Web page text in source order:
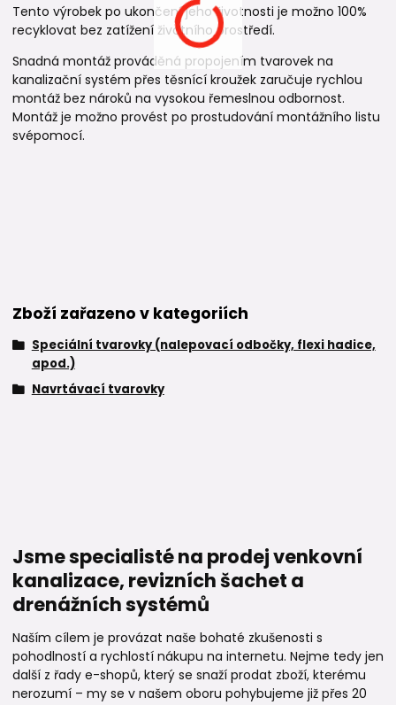
Tento výrobek po ukončení jeho životnosti je možno 100%
recyklovat bez zatížení životního prostředí.
Snadná montáž prováděná propojením tvarovek na
kanalizační systém přes těsnící kroužek zaručuje rychlou
montáž bez nároků na vysokou řemeslnou odbornost.
Montáž je možno provést po prostudování montážního listu
svépomocí.
Zboží zařazeno v kategoriích
Speciální tvarovky (nalepovací odbočky, flexi hadice,
apod.)
Navrtávací tvarovky
Jsme specialisté na prodej venkovní
kanalizace, revizních šachet a
drenážních systémů
Naším cílem je provázat naše bohaté zkušenosti s
pohodlností a rychlostí nákupu na internetu. Nejme tedy jen
další z řady e-shopů, který se snaží prodat zboží, kterému
nerozumí – my se v našem oboru pohybujeme již přes 20